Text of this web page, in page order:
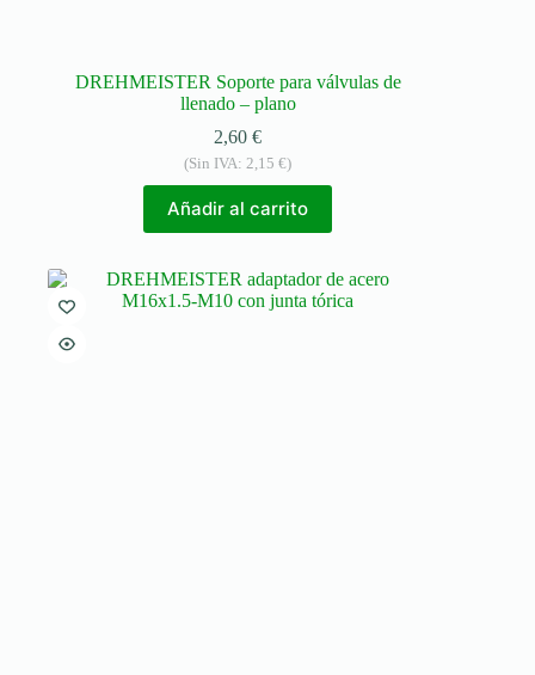
DREHMEISTER Soporte para válvulas de
llenado – plano
2,60€
(Sin IVA: 2,15€)
Añadir al carrito